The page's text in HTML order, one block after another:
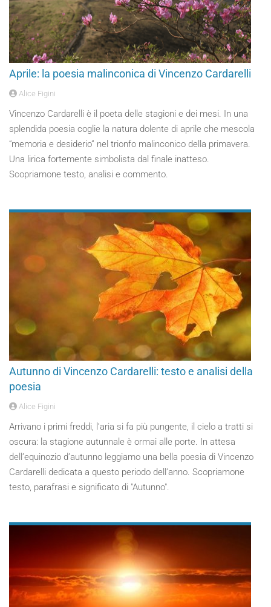
Aprile: la poesia malinconica di Vincenzo Cardarelli
Alice Figini
Vincenzo Cardarelli è il poeta delle stagioni e dei mesi. In una
splendida poesia coglie la natura dolente di aprile che mescola
“memoria e desiderio” nel trionfo malinconico della primavera.
Una lirica fortemente simbolista dal finale inatteso.
Scopriamone testo, analisi e commento.
Autunno di Vincenzo Cardarelli: testo e analisi della
poesia
Alice Figini
Arrivano i primi freddi, l’aria si fa più pungente, il cielo a tratti si
oscura: la stagione autunnale è ormai alle porte. In attesa
dell’equinozio d’autunno leggiamo una bella poesia di Vincenzo
Cardarelli dedicata a questo periodo dell’anno. Scopriamone
testo, parafrasi e significato di "Autunno".